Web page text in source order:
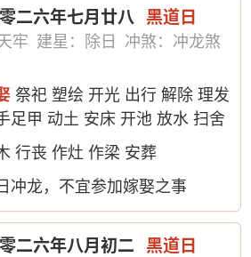
二六年七月廿八 黑道日
牢 建星：除日
冲煞：冲龙煞
祭祀 塑绘 开光 出行 解除 理发
足甲 动土 安床 开池 放水 扫舍
行丧 作灶 作梁 安葬
冲龙，不宜参加嫁娶之事
二六年八月初二 黑道日